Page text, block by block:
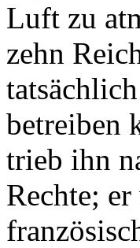
Luft zu
zehn
betreiben
trieb ihn
Rechte;